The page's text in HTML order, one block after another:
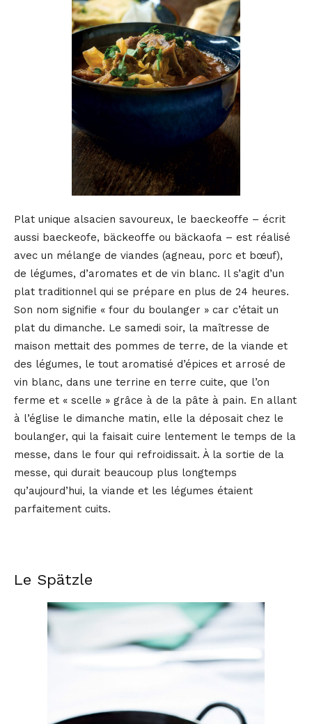
Plat unique alsacien savoureux, le baeckeoffe – écrit
aussi baeckeofe, bäckeoffe ou bäckaofa – est réalisé
avec un mélange de viandes (agneau, porc et bœuf),
de légumes, d’aromates et de vin blanc. Il s’agit d’un
plat traditionnel qui se prépare en plus de 24 heures.
Son nom signifie « four du boulanger » car c’était un
plat du dimanche. Le samedi soir, la maîtresse de
maison mettait des pommes de terre, de la viande et
des légumes, le tout aromatisé d’épices et arrosé de
vin blanc, dans une terrine en terre cuite, que l’on
ferme et « scelle » grâce à de la pâte à pain. En allant
à l’église le dimanche matin, elle la déposait chez le
boulanger, qui la faisait cuire lentement le temps de la
messe, dans le four qui refroidissait. À la sortie de la
messe, qui durait beaucoup plus longtemps
qu’aujourd’hui, la viande et les légumes étaient
parfaitement cuits.
Le Spätzle